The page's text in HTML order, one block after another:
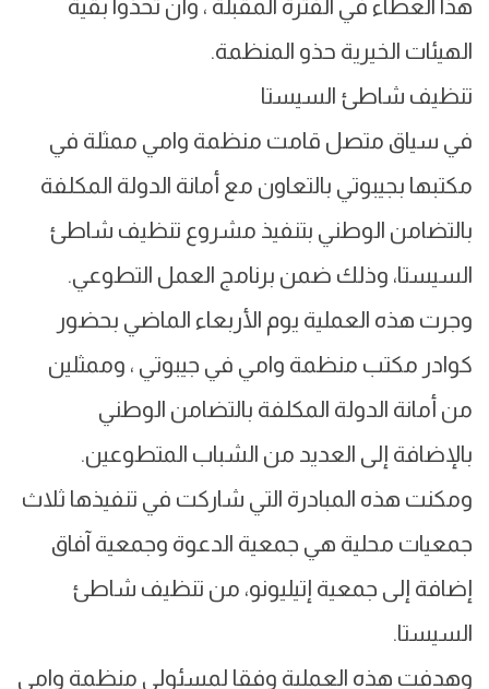
هذا العطاء في الفترة المقبلة ، وأن تحذوا بقية
الهيئات الخيرية حذو المنظمة.
تنظيف شاطئ السيستا
في سياق متصل قامت منظمة وامي ممثلة في
مكتبها بجيبوتي بالتعاون مع أمانة الدولة المكلفة
بالتضامن الوطني بتنفيذ مشروع تنظيف شاطئ
السيستا، وذلك ضمن برنامج العمل التطوعي.
وجرت هذه العملية يوم الأربعاء الماضي بحضور
كوادر مكتب منظمة وامي في جيبوتي ، وممثلين
من أمانة الدولة المكلفة بالتضامن الوطني
بالإضافة إلى العديد من الشباب المتطوعين.
ومكنت هذه المبادرة التي شاركت في تنفيذها ثلاث
جمعيات محلية هي جمعية الدعوة وجمعية آفاق
إضافة إلى جمعية إتيليونو، من تنظيف شاطئ
السيستا.
وهدفت هذه العملية وفقا لمسئولي منظمة وامي